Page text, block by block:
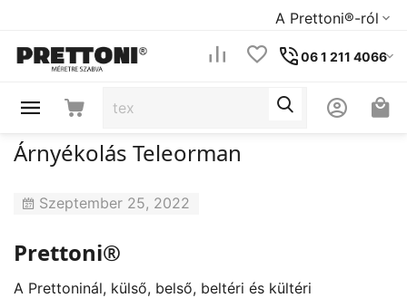
A Prettoni®-ról
06 1 211 4066
Árnyékolás Teleorman
Szeptember 25, 2022
Prettoni®
A Prettoninál, külső, belső, beltéri és kültéri